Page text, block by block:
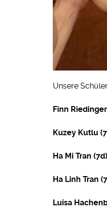
Unsere
Finn
Kuzey Kutlu
Ha Mi Tran
Ha Linh Tran
Luisa